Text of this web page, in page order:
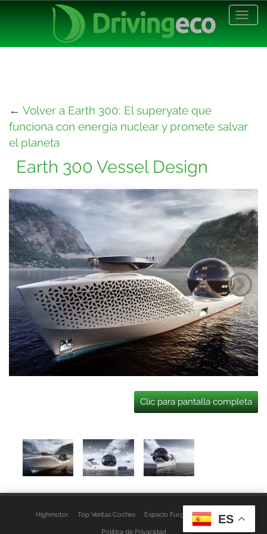
← Volver a Earth 300: El superyate que
funciona con energía nuclear y promete salvar
el planeta
Earth 300 Vessel Design
Clic para pantalla completa
Highmotor Top Ventas Coches Espacio Furgo Aviso Legal
Política de Privacidad
ES